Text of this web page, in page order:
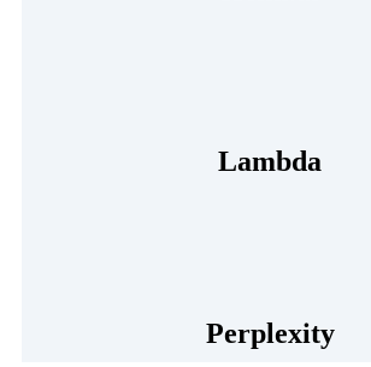
Lambda
Perplexity